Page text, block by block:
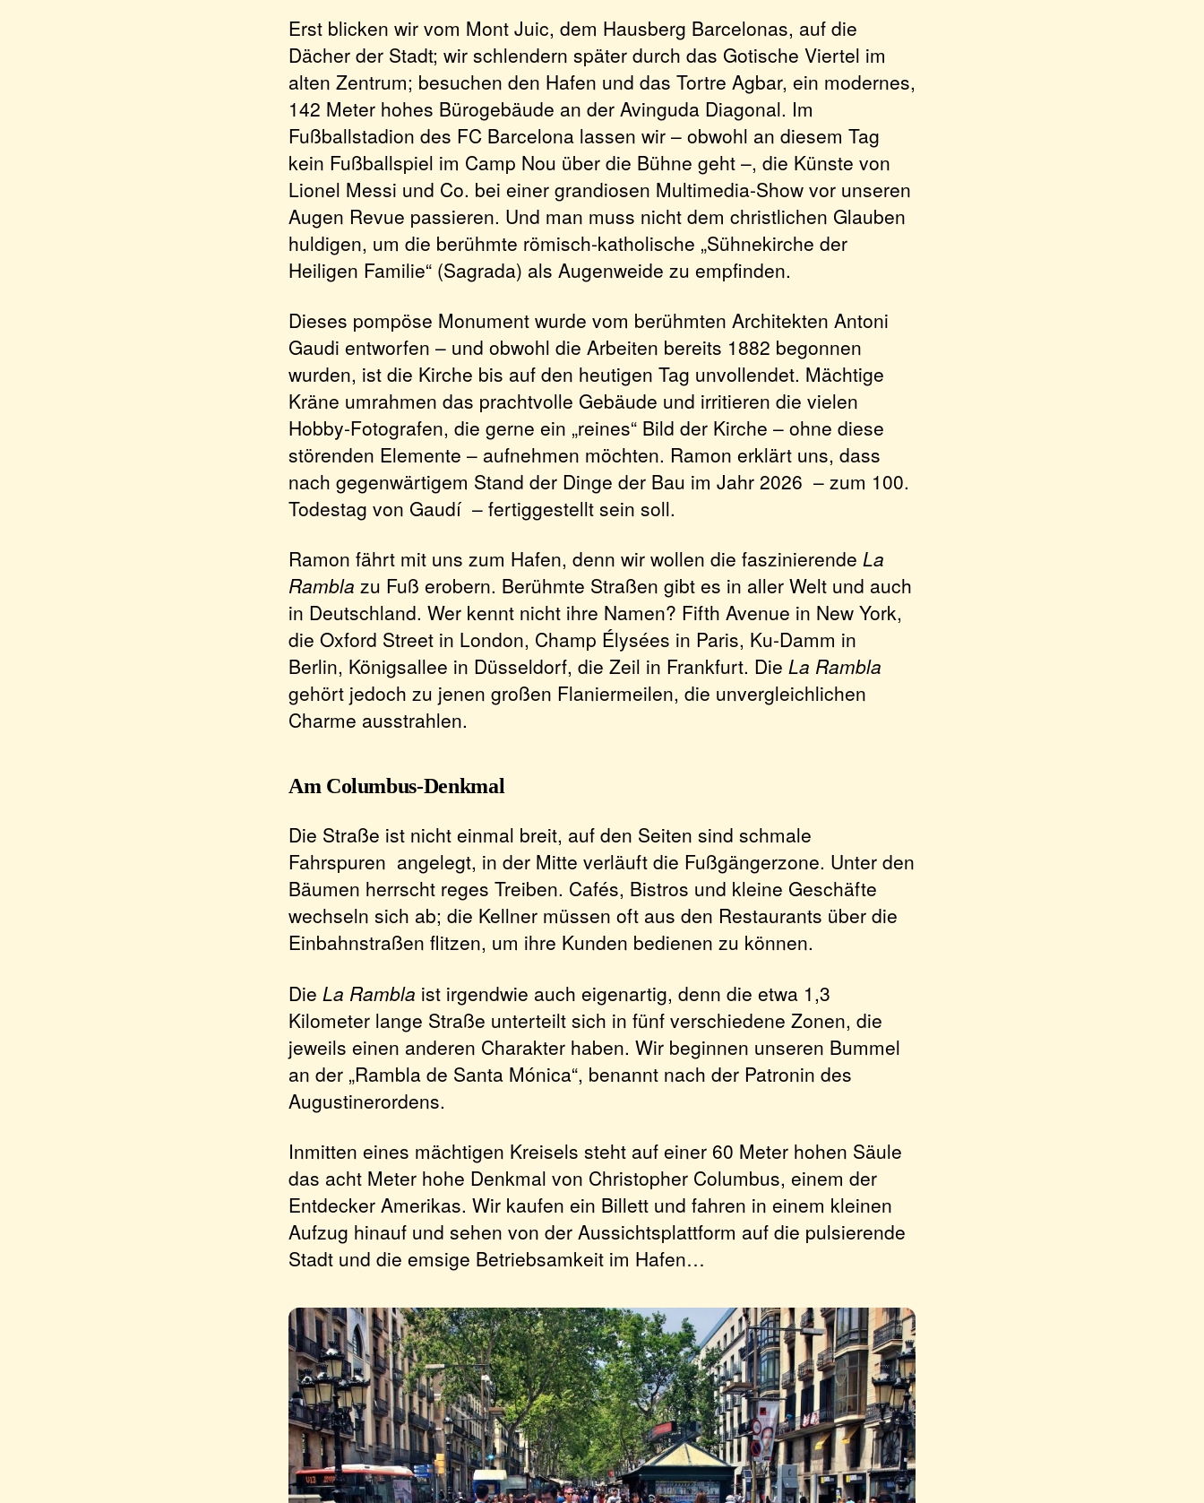
Erst blicken wir vom Mont Juic, dem Hausberg Barcelonas, auf die
Dächer der Stadt; wir schlendern später durch das Gotische Viertel im
alten Zentrum; besuchen den Hafen und das Tortre Agbar, ein modernes,
142 Meter hohes Bürogebäude an der Avinguda Diagonal. Im
Fußballstadion des FC Barcelona lassen wir – obwohl an diesem Tag
kein Fußballspiel im Camp Nou über die Bühne geht –, die Künste von
Lionel Messi und Co. bei einer grandiosen Multimedia-Show vor unseren
Augen Revue passieren. Und man muss nicht dem christlichen Glauben
huldigen, um die berühmte römisch-katholische „Sühnekirche der
Heiligen Familie“ (Sagrada) als Augenweide zu empfinden.
Dieses pompöse Monument wurde vom berühmten Architekten Antoni
Gaudi entworfen – und obwohl die Arbeiten bereits 1882 begonnen
wurden, ist die Kirche bis auf den heutigen Tag unvollendet. Mächtige
Kräne umrahmen das prachtvolle Gebäude und irritieren die vielen
Hobby-Fotografen, die gerne ein „reines“ Bild der Kirche – ohne diese
störenden Elemente – aufnehmen möchten. Ramon erklärt uns, dass
nach gegenwärtigem Stand der Dinge der Bau im Jahr 2026 – zum 100.
Todestag von Gaudí – fertiggestellt sein soll.
Ramon fährt mit uns zum Hafen, denn wir wollen die faszinierende La
Rambla zu Fuß erobern. Berühmte Straßen gibt es in aller Welt und auch
in Deutschland. Wer kennt nicht ihre Namen? Fifth Avenue in New York,
die Oxford Street in London, Champ Élysées in Paris, Ku-Damm in
Berlin, Königsallee in Düsseldorf, die Zeil in Frankfurt. Die La Rambla
gehört jedoch zu jenen großen Flaniermeilen, die unvergleichlichen
Charme ausstrahlen.
Am Columbus-Denkmal
Die Straße ist nicht einmal breit, auf den Seiten sind schmale
Fahrspuren angelegt, in der Mitte verläuft die Fußgängerzone. Unter den
Bäumen herrscht reges Treiben. Cafés, Bistros und kleine Geschäfte
wechseln sich ab; die Kellner müssen oft aus den Restaurants über die
Einbahnstraßen flitzen, um ihre Kunden bedienen zu können.
Die La Rambla ist irgendwie auch eigenartig, denn die etwa 1,3
Kilometer lange Straße unterteilt sich in fünf verschiedene Zonen, die
jeweils einen anderen Charakter haben. Wir beginnen unseren Bummel
an der „Rambla de Santa Mónica“, benannt nach der Patronin des
Augustinerordens.
Inmitten eines mächtigen Kreisels steht auf einer 60 Meter hohen Säule
das acht Meter hohe Denkmal von Christopher Columbus, einem der
Entdecker Amerikas. Wir kaufen ein Billett und fahren in einem kleinen
Aufzug hinauf und sehen von der Aussichtsplattform auf die pulsierende
Stadt und die emsige Betriebsamkeit im Hafen…